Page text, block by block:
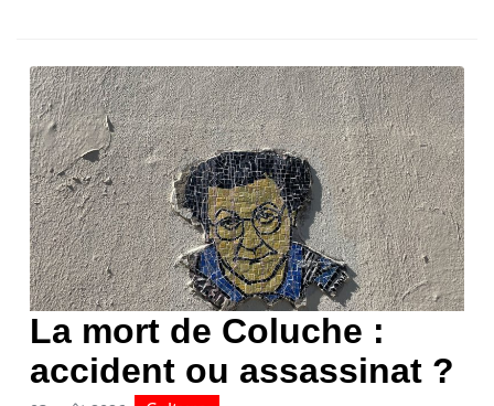
La mort de Coluche :
accident ou assassinat ?